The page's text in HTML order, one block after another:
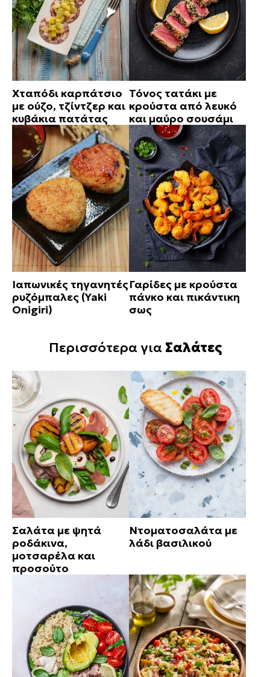
Χταπόδι καρπάτσιο
με ούζο, τζίντζερ και
κυβάκια πατάτας
Τόνος τατάκι με
κρούστα από λευκό
και μαύρο σουσάμι
Ιαπωνικές τηγανητές
ρυζόμπαλες (Yaki
Onigiri)
Γαρίδες με κρούστα
πάνκο και πικάντικη
σως
Περισσότερα για Σαλάτες
Σαλάτα με ψητά
ροδάκινα,
μοτσαρέλα και
προσούτο
Ντοματοσαλάτα με
λάδι βασιλικού